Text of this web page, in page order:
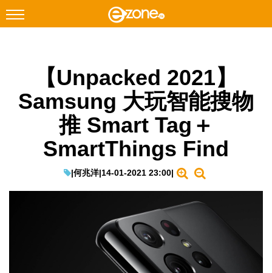
Facebook Instagram
科技焦點
遊戲動漫
EduTech
Enterprise Digital Transformation
【Unpacked 2021】
Samsung 大玩智能搜物
推 Smart Tag＋
SmartThings Find
|何兆洋|14-01-2021 23:00|